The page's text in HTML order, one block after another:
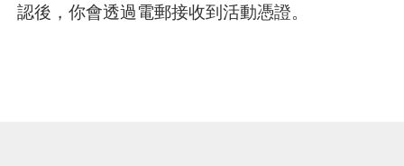
認後，你會透過電郵接收到活動憑證。